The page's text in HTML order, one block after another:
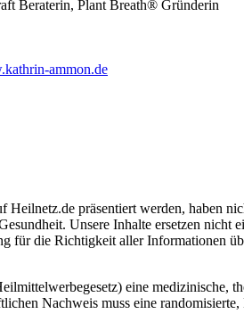
ammon.de
präsentiert werden, haben
Unsere Inhalte ersetzen
für die Richtigkeit aller Informationen
eine medizinische,
Nachweis muss eine